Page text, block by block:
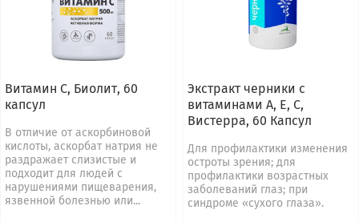
Витамин С, Биолит, 60
капсул
В отличие от аскорбиновой
кислоты, аскорбат натрия не
раздражает слизистые и
подходит для людей с
нарушениями пищеварения,
язвенной болезнью или...
Экстракт черники с
витаминами А, Е, С,
Вистерра, 60 Капсул
Для профилактики изменения
остроты зрения; для
профилактики возрастных
заболеваний глаз; при
синдроме «сухого глаза».